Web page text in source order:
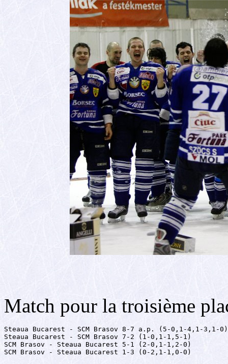
Match pour la troisième
Steaua Bucarest - SCM Brasov 8-7 a.p. (5-0,1-4,1-3,1-0)
Steaua Bucarest - SCM Brasov 7-2 (1-0,1-1,5-1)
SCM Brasov - Steaua Bucarest 5-1 (2-0,1-1,2-0)
SCM Brasov - Steaua Bucarest 1-3 (0-2,1-1,0-0)